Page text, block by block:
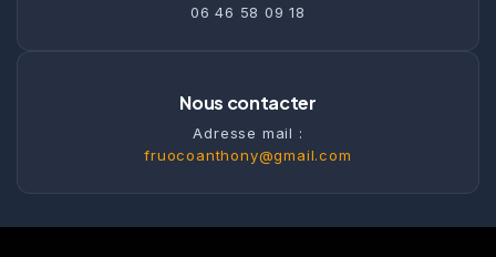
06 46 58 09 18
Nous contacter
Adresse mail :
fruocoanthony@gmail.com